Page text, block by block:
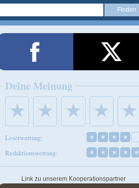
Deine Meinung
★ ★ ★ ★ ★
Leserwertung: ★ ★ ★ ★
Redaktionswertung: ★ ★ ★ ★ ★
Link zu unserem Kooperationspartner